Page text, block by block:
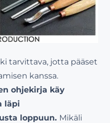
tarvittava, jotta pääset
kanssa.
ohjekirja käy
läpi
loppuun. Mikäli